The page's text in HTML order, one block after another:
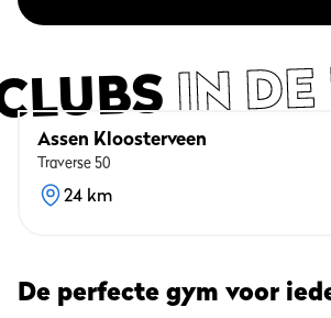
IN
Assen Kloosterveen
Traverse 50
24 km
De perfecte gym voor